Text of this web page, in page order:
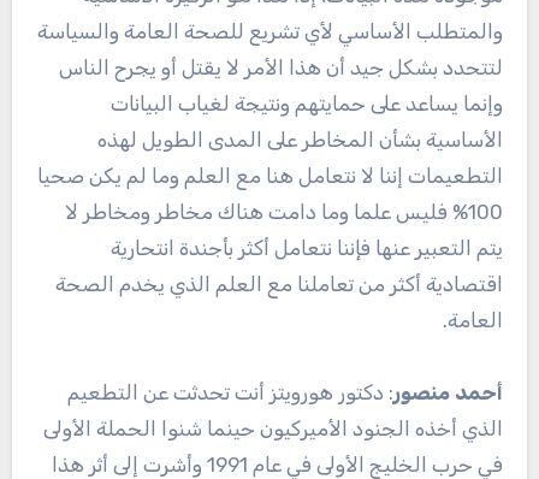
والمتطلب الأساسي لأي تشريع للصحة العامة والسياسة
لتتحدد بشكل جيد أن هذا الأمر لا يقتل أو يجرح الناس
وإنما يساعد على حمايتهم ونتيجة لغياب البيانات
الأساسية بشأن المخاطر على المدى الطويل لهذه
التطعيمات إننا لا نتعامل هنا مع العلم وما لم يكن صحيا
100% فليس علما وما دامت هناك مخاطر ومخاطر لا
يتم التعبير عنها فإننا نتعامل أكثر بأجندة انتحارية
اقتصادية أكثر من تعاملنا مع العلم الذي يخدم الصحة
العامة.
أحمد منصور: دكتور هورويتز أنت تحدثت عن التطعيم
الذي أخذه الجنود الأميركيون حينما شنوا الحملة الأولى
في حرب الخليج الأولى في عام 1991 وأشرت إلى أثر هذا